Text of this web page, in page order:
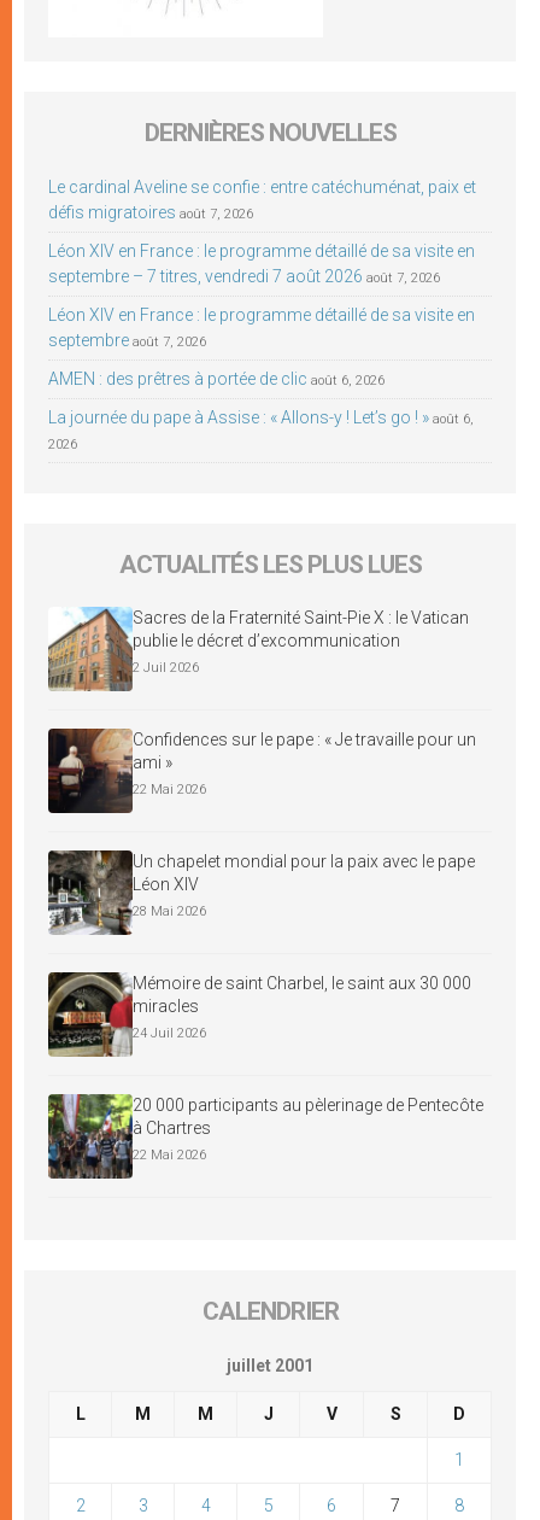
DERNIÈRES NOUVELLES
Le cardinal Aveline se confie : entre catéchuménat, paix et
défis migratoires août 7, 2026
Léon XIV en France : le programme détaillé de sa visite en
septembre – 7 titres, vendredi 7 août 2026 août 7, 2026
Léon XIV en France : le programme détaillé de sa visite en
septembre août 7, 2026
AMEN : des prêtres à portée de clic août 6, 2026
La journée du pape à Assise : « Allons-y ! Let’s go ! » août 6,
2026
ACTUALITÉS LES PLUS LUES
Sacres de la Fraternité Saint-Pie X : le Vatican
publie le décret d’excommunication
2 Juil 2026
Confidences sur le pape : « Je travaille pour un
ami »
22 Mai 2026
Un chapelet mondial pour la paix avec le pape
Léon XIV
28 Mai 2026
Mémoire de saint Charbel, le saint aux 30 000
miracles
24 Juil 2026
20 000 participants au pèlerinage de Pentecôte
à Chartres
22 Mai 2026
CALENDRIER
juillet 2001
L M M J V S D
1
2 3 4 5 6 7 8